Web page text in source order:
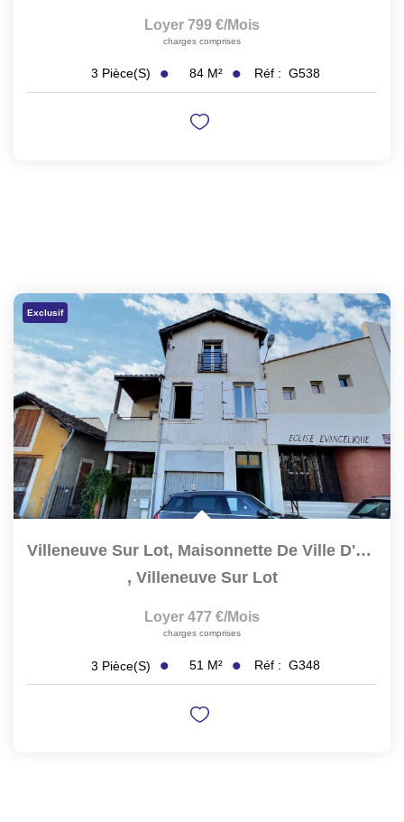
Loyer 799 €/mois
charges comprises
3 Pièce(s) 84 M² Réf : G538
Exclusif
Villeneuve Sur Lot, Maisonnette De Ville D'environ 51 M2...
, Villeneuve Sur Lot
Loyer 477 €/mois
charges comprises
3 Pièce(s) 51 M² Réf : G348